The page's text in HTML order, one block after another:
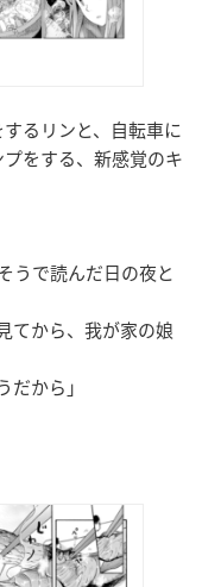
るリンと、自転車に
をする、新感覚のキ
うで読んだ日の夜と
てから、我が家の娘
だから｣